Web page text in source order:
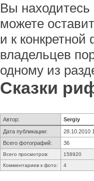
Вы
можете
и к
владельцев
одному из
Сказки
Автор:
Sergiy
Дата публикации:
28.10.2010
Всего фотографий:
36
Всего просмотров:
158920
Комментариев к фото:
4